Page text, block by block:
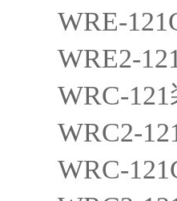
WRE-
WRE2-
WRC-121
WRC2-
WRC-